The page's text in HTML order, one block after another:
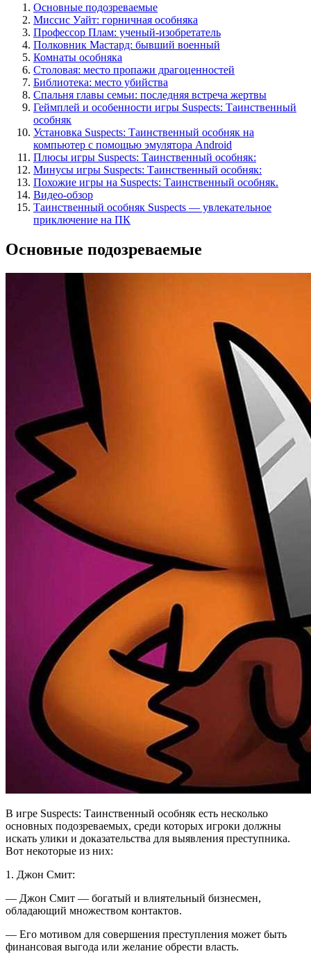
Основные подозреваемые
Миссис Уайт: горничная особняка
Профессор Плам: ученый-изобретатель
Полковник Мастард: бывший военный
Комнаты особняка
Столовая: место пропажи драгоценностей
Библиотека: место убийства
Спальня главы семьи: последняя встреча жертвы
Геймплей и особенности игры Suspects: Таинственный
особняк
Установка Suspects: Таинственный особняк на
компьютер с помощью эмулятора Android
Плюсы игры Suspects: Таинственный особняк:
Минусы игры Suspects: Таинственный особняк:
Похожие игры на Suspects: Таинственный особняк.
Видео-обзор
Таинственный особняк Suspects — увлекательное
приключение на ПК
Основные подозреваемые
В игре Suspects: Таинственный особняк есть несколько
основных подозреваемых, среди которых игроки должны
искать улики и доказательства для выявления преступника.
Вот некоторые из них:
1. Джон Смит:
— Джон Смит — богатый и влиятельный бизнесмен,
обладающий множеством контактов.
— Его мотивом для совершения преступления может быть
финансовая выгода или желание обрести власть.